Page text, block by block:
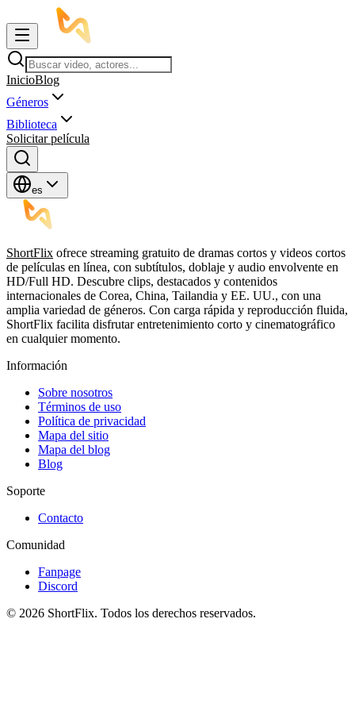
InicioBlog
Géneros
Biblioteca
Solicitar película
es
ShortFlix ofrece streaming gratuito de dramas cortos y videos cortos
de películas en línea, con subtítulos, doblaje y audio envolvente en
HD/Full HD. Descubre clips, destacados y contenidos
internacionales de Corea, China, Tailandia y EE. UU., con una
amplia variedad de géneros. Con carga rápida y reproducción fluida,
ShortFlix facilita disfrutar entretenimiento corto y cinematográfico
en cualquier momento.
Información
Sobre nosotros
Términos de uso
Política de privacidad
Mapa del sitio
Mapa del blog
Blog
Soporte
Contacto
Comunidad
Fanpage
Discord
© 2026 ShortFlix. Todos los derechos reservados.